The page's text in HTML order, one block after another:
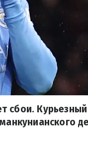
сбои. Курьезный